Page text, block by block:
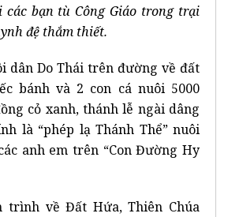
bạn tù Công Giáo trong trại
đệ thắm thiết.
dân Do Thái trên đường về đất
bánh và 2 con cá nuôi 5000
cỏ xanh, thánh lễ ngài dâng
là “phép lạ Thánh Thể” nuôi
anh em trên “Con Đường Hy
trình về Đất Hứa, Thiên Chúa